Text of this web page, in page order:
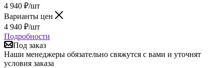
4 940 ₽/шт
Варианты цен
4 940 ₽/шт
Подробности
Под заказ
Наши менеджеры обязательно свяжутся с вами и уточнят
условия заказа